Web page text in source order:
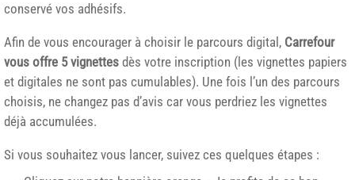
conservé vos adhésifs.
Afin de vous encourager à choisir le parcours digital, Carrefour
vous offre 5 vignettes dès votre inscription (les vignettes papiers
et digitales ne sont pas cumulables). Une fois l’un des parcours
choisis, ne changez pas d’avis car vous perdriez les vignettes
déjà accumulées.
Si vous souhaitez vous lancer, suivez ces quelques étapes :